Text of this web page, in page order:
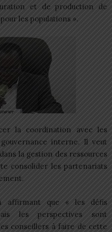
et de production de
les populations ».
la coordination avec les
interne. Il veut
dans la gestion des ressources
consolider les partenariats
affirmant que « les défis
les perspectives sont
conseillers à faire de cette